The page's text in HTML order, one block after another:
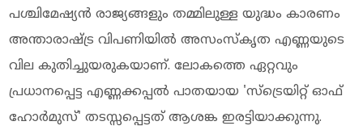
പശ്ചിമേഷ്യൻ രാജ്യങ്ങളും തമ്മിലുള്ള യുദ്ധം കാരണം
അന്താരാഷ്ട്ര വിപണിയിൽ അസംസ്കൃത എണ്ണയുടെ
വില കുതിച്ചുയരുകയാണ്. ലോകത്തെ ഏറ്റവും
പ്രധാനപ്പെട്ട എണ്ണക്കപ്പൽ പാതയായ 'സ്ട്രെയിറ്റ് ഓഫ്
ഹോർമുസ്' തടസ്സപ്പെട്ടത് ആശങ്ക ഇരട്ടിയാക്കുന്നു.